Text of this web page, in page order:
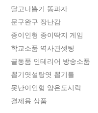
달고나뽑기 똥과자
문구완구 장난감
종이인형 종이딱지 게임
학교소품 역사관셋팅
골동품 인테리어 방송소품
뽑기엿설탕엿 뽑기틀
못난이인형 양은도시락
결제용 상품